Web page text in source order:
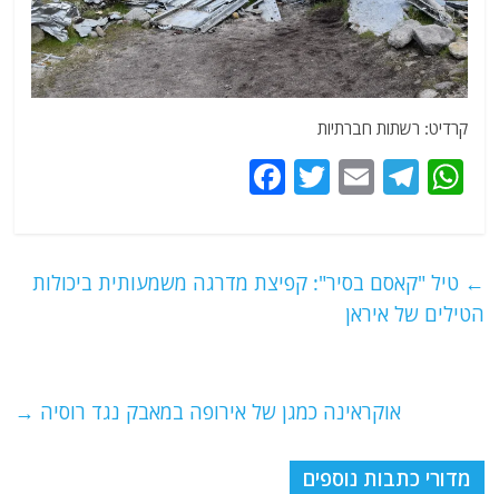
קרדיט: רשתות חברתיות
W
s
A
T
g
ra
E
l
T
er
e
k
← טיל "קאסם בסיר": קפיצת מדרגה משמעותית ביכולות
הטילים של איראן
אוקראינה כמגן של אירופה במאבק נגד רוסיה →
מדורי כתבות נוספים